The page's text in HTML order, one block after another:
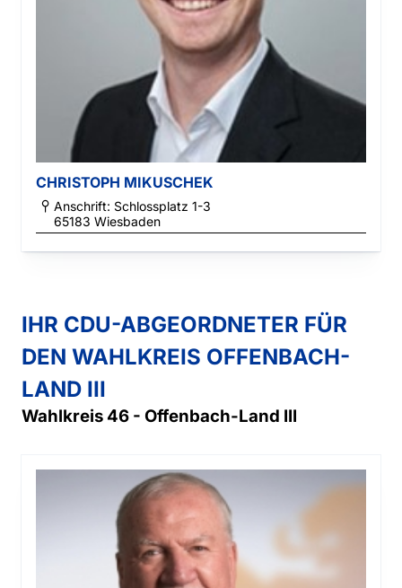
CHRISTOPH MIKUSCHEK
Anschrift: Schlossplatz 1-3
65183 Wiesbaden
IHR CDU-ABGEORDNETER FÜR
DEN WAHLKREIS OFFENBACH-
LAND III
Wahlkreis 46 - Offenbach-Land III